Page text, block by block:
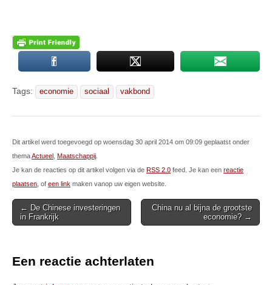
Tags: economie sociaal vakbond
Dit artikel werd toegevoegd op woensdag 30 april 2014 om 09:09 geplaatst onder
themaActueel Maatschappij
Je kan de reacties op dit artikel volgen via de RSS 2.0 feed. Je kan een reactie
plaatsen , of een link maken vanop uw eigen website.
Post
navigation
← De Chinese investeringen
in Frankrijk
China nu al bijna de grootste
economie? →
Een reactie achterlaten